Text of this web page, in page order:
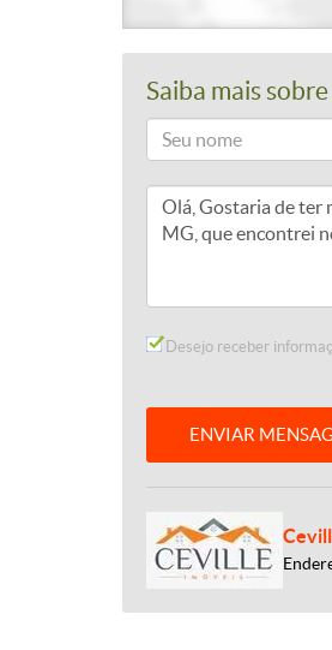
Saiba mais
Desejo receber
ENVIAR